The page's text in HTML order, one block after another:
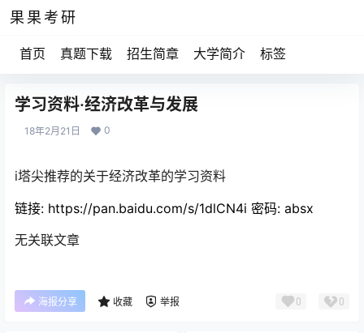
果果考研
首页 真题下载 招生简章 大学简介 标签
学习资料·经济改革与发展
18年2月21日 0
i塔尖推荐的关于经济改革的学习资料
链接: https://pan.baidu.com/s/1dlCN4i 密码: absx
无关联文章
海报分享 收藏 举报 0 0